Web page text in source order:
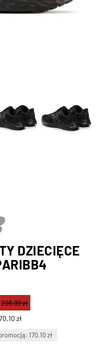
DZIECIĘCE
zł
298,99 zł
170.10 zł